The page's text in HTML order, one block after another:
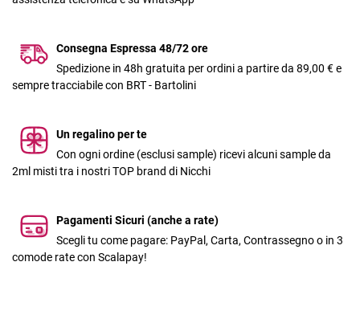
Consegna Espressa 48/72 ore
Spedizione in 48h gratuita per ordini a partire da 89,00 € e
sempre tracciabile con BRT - Bartolini
Un regalino per te
Con ogni ordine (esclusi sample) ricevi alcuni sample da
2ml misti tra i nostri TOP brand di Nicchi
Pagamenti Sicuri (anche a rate)
Scegli tu come pagare: PayPal, Carta, Contrassegno o in 3
comode rate con Scalapay!